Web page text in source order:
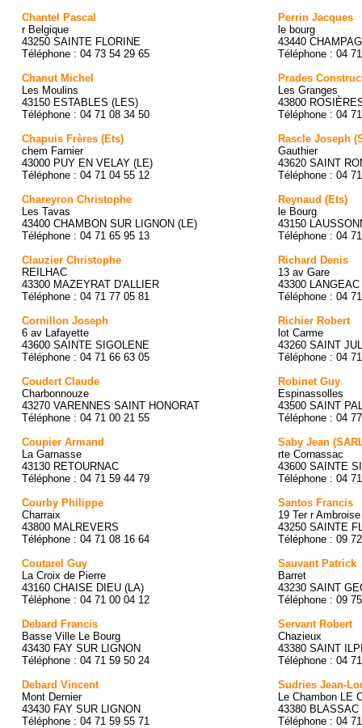
Chantel Pascal
r Belgique
43250 SAINTE FLORINE
Téléphone : 04 73 54 29 65
Chanut Michel
Les Moulins
43150 ESTABLES (LES)
Téléphone : 04 71 08 34 50
Chapuis Frères (Ets)
chem Farnier
43000 PUY EN VELAY (LE)
Téléphone : 04 71 04 55 12
Chareyron Christophe
Les Tavas
43400 CHAMBON SUR LIGNON (LE)
Téléphone : 04 71 65 95 13
Clauzier Christophe
REILHAC
43300 MAZEYRAT D'ALLIER
Téléphone : 04 71 77 05 81
Cornillon Joseph
6 av Lafayette
43600 SAINTE SIGOLENE
Téléphone : 04 71 66 63 05
Coudert Claude
Charbonnouze
43270 VARENNES SAINT HONORAT
Téléphone : 04 71 00 21 55
Coupier Armand
La Garnasse
43130 RETOURNAC
Téléphone : 04 71 59 44 79
Courby Philippe
Charraix
43800 MALREVERS
Téléphone : 04 71 08 16 64
Coutarel Guy
La Croix de Pierre
43160 CHAISE DIEU (LA)
Téléphone : 04 71 00 04 12
Debard Francis
Basse Ville Le Bourg
43430 FAY SUR LIGNON
Téléphone : 04 71 59 50 24
Debard Vincent
Mont Dernier
43430 FAY SUR LIGNON
Téléphone : 04 71 59 55 71
Perrin Jacques
le bourg
43440
Téléphone : 04
Prades
Les Granges
43800
Téléphone : 04
Rascle Joseph
Gauthier
43620 SAINT
Téléphone : 04
Reynaud (Ets)
le Bourg
43150
Téléphone : 04
Richard Denis
13 av Gare
43300 LANGEAC
Téléphone : 04
Richier Robert
lot Carme
43260 SAINT
Téléphone : 04
Robinet Guy
Espinassolles
43500 SAINT
Téléphone : 04
Saby Jean
rte Cornassac
43600 SAINTE
Téléphone : 04
Santos Francis
19 Ter r
43250 SAINTE
Téléphone : 09
Sauvant Patrick
Barret
43230 SAINT
Téléphone : 09
Servant Robert
Chazieux
43380 SAINT
Téléphone : 04
Sudries Jean-
Le Chambon LE
43380 BLASSAC
Téléphone : 04